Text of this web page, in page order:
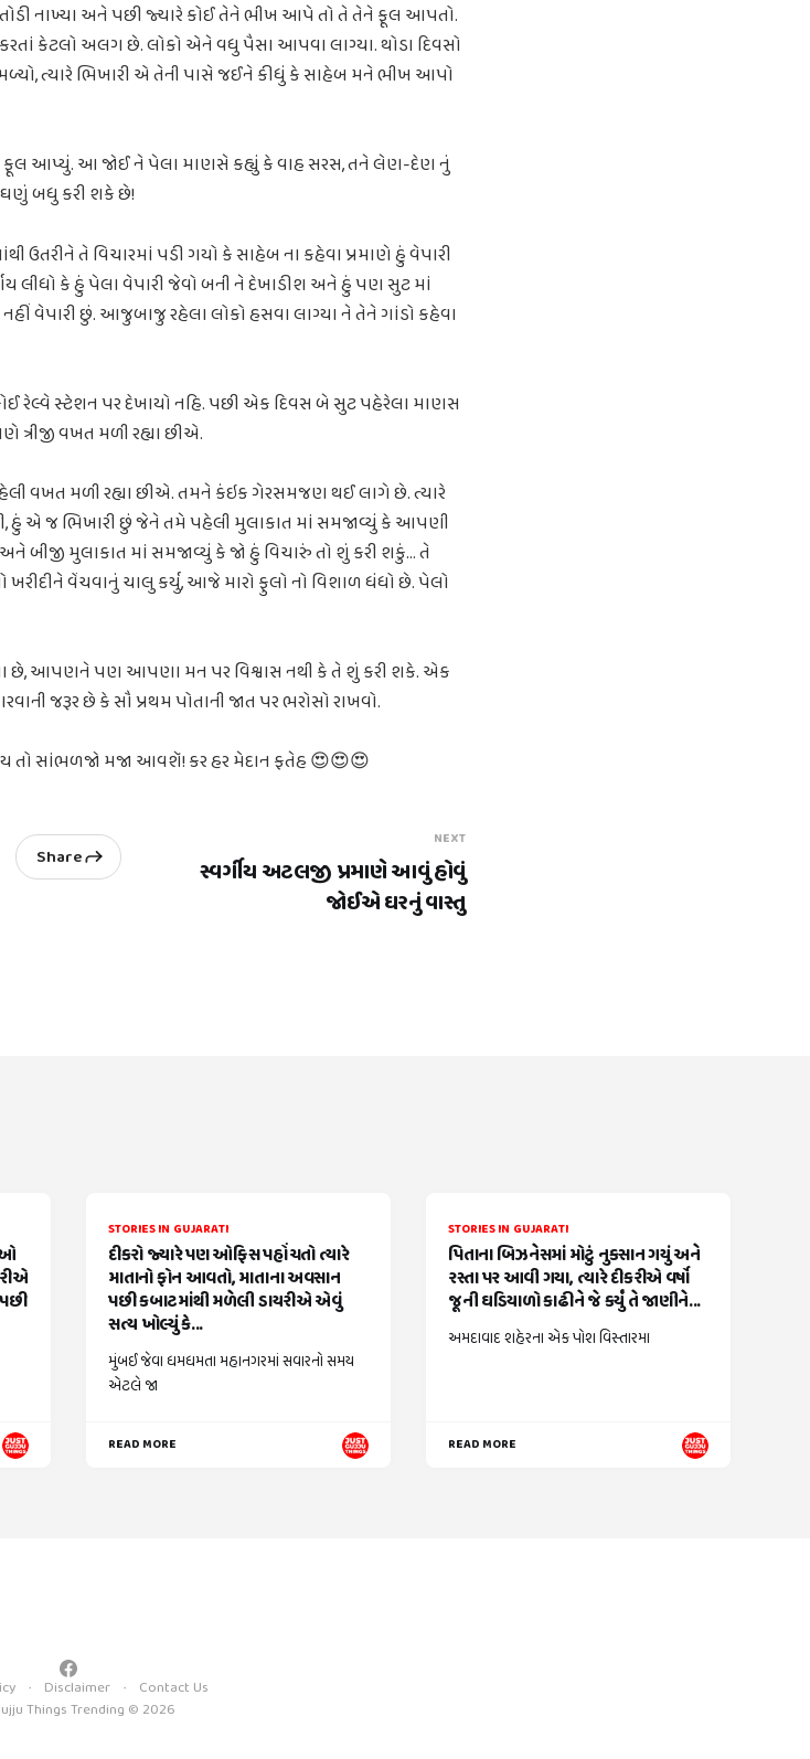
નાખ્યા અને પછી જ્યારે કોઈ તેને ભીખ આપે તો તે તેને ફૂલ આપતો.
કેટલો અલગ છે. લોકો એને વધુ પૈસા આપવા લાગ્યા. થોડા દિવસો
ત્યારે ભિખારી એ તેની પાસે જઈને કીધું કે સાહેબ મને ભીખ આપો
ફૂલ આપ્યું. આ જોઈ ને પેલા માણસે કહ્યું કે વાહ સરસ, તને લેણ-દેણ નું
ઘણું બધુ કરી શકે છે!
ઉતરીને તે વિચારમાં પડી ગયો કે સાહેબ ના કહેવા પ્રમાણે હું વેપારી
લીધો કે હું પેલા વેપારી જેવો બની ને દેખાડીશ અને હું પણ સુટ માં
વેપારી છું. આજુબાજુ રહેલા લોકો હસવા લાગ્યા ને તેને ગાંડો કહેવા
રેલ્વે સ્ટેશન પર દેખાયો નહિ. પછી એક દિવસ બે સુટ પહેરેલા માણસ
વખત મળી રહ્યા છીએ.
વખત મળી રહ્યા છીએ. તમને કંઇક ગેરસમજણ થઈ લાગે છે. ત્યારે
હું એ જ ભિખારી છું જેને તમે પહેલી મુલાકાત માં સમજાવ્યું કે આપણી
બીજી મુલાકાત માં સમજાવ્યું કે જો હું વિચારું તો શું કરી શકું... તે
ખરીદીને વેંચવાનું ચાલુ કર્યુ, આજે મારો ફુલો નો વિશાળ ધંધો છે. પેલો
છે, આપણને પણ આપણા મન પર વિશ્વાસ નથી કે તે શું કરી શકે. એક
જરૂર છે કે સૌ પ્રથમ પોતાની જાત પર ભરોસો રાખવો.
સાંભળજો મજા આવશૅ! કર હર મેદાન ફતેહ 😍😍😍
Share
NEXT
સ્વર્ગીય અટલજી પ્રમાણે આવું હોવું
જોઈએ ઘરનું વાસ્તુ
STORIES IN GUJARATI
દીકરો જ્યારે પણ ઓફિસ પહોંચતો ત્યારે
માતાનો ફોન આવતો, માતાના અવસાન
પછી કબાટમાંથી મળેલી ડાયરીએ એવું
સત્ય ખોલ્યું કે...
મુંબઈ જેવા ધમધમતા મહાનગરમાં સવારનો સમય
એટલે જા
READ MORE
STORIES IN GUJARATI
પિતાના બિઝનેસમાં મોટું નુકસાન ગયું અને
રસ્તા પર આવી ગયા, ત્યારે દીકરીએ વર્ષો
જૂની ઘડિયાળો કાઢીને જે કર્યું તે જાણીને...
અમદાવાદ શહેરના એક પોશ વિસ્તારમા
READ MORE
Disclaimer
Contact Us
Things Trending © 2026